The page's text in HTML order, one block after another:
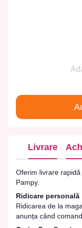
Livrare
Oferim livrare
Pampy.
Ridicare personală
Ridicarea de la
anunța când